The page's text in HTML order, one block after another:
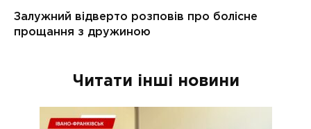
Читати інші новини